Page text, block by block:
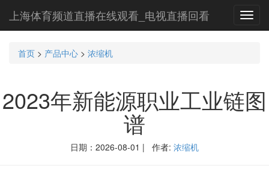
上海体育频道直播在线观看_电视直播回看
首页 > 产品中心 > 浓缩机
2023年新能源职业工业链图
谱
日期：2026-08-01 | 作者: 浓缩机